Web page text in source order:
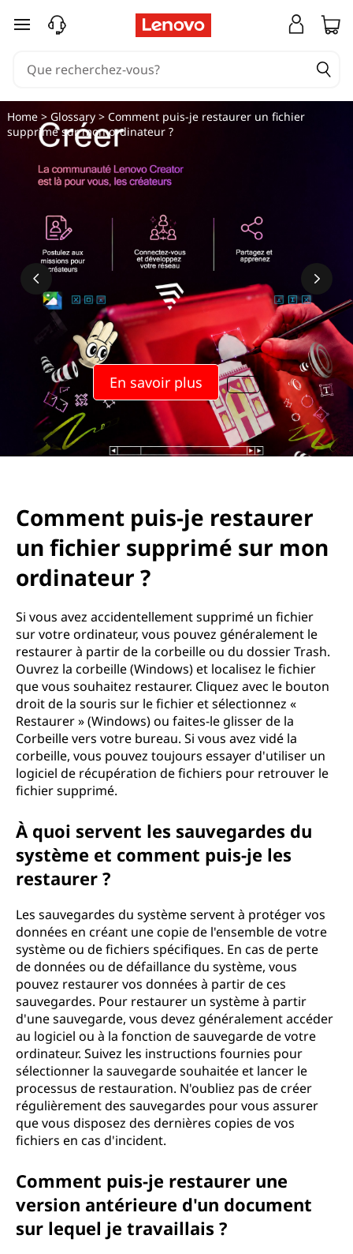
passer au contenu principal
En savoir plus
Home> Glossary> Comment puis-je restaurer un fichier
supprimé sur mon ordinateur ?
Comment puis-je restaurer
un fichier supprimé sur mon
ordinateur ?
Si vous avez accidentellement supprimé un fichier
sur votre ordinateur, vous pouvez généralement le
restaurer à partir de la corbeille ou du dossier Trash.
Ouvrez la corbeille (Windows) et localisez le fichier
que vous souhaitez restaurer. Cliquez avec le bouton
droit de la souris sur le fichier et sélectionnez «
Restaurer » (Windows) ou faites-le glisser de la
Corbeille vers votre bureau. Si vous avez vidé la
corbeille, vous pouvez toujours essayer d'utiliser un
logiciel de récupération de fichiers pour retrouver le
fichier supprimé.
À quoi servent les sauvegardes du
système et comment puis-je les
restaurer ?
Les sauvegardes du système servent à protéger vos
données en créant une copie de l'ensemble de votre
système ou de fichiers spécifiques. En cas de perte
de données ou de défaillance du système, vous
pouvez restaurer vos données à partir de ces
sauvegardes. Pour restaurer un système à partir
d'une sauvegarde, vous devez généralement accéder
au logiciel ou à la fonction de sauvegarde de votre
ordinateur. Suivez les instructions fournies pour
sélectionner la sauvegarde souhaitée et lancer le
processus de restauration. N'oubliez pas de créer
régulièrement des sauvegardes pour vous assurer
que vous disposez des dernières copies de vos
fichiers en cas d'incident.
Comment puis-je restaurer une
version antérieure d'un document
sur lequel je travaillais ?